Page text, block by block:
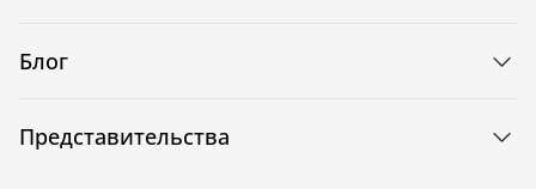
Блог
Представительства